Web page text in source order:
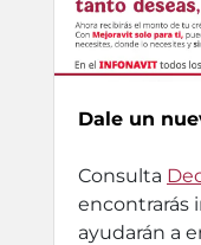
Dale un
Consulta
encontrarás
ayudarán a